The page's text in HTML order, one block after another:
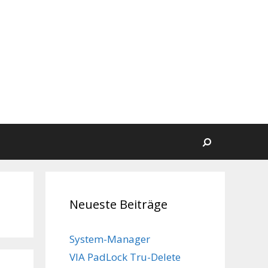
Suchen
Neueste Beiträge
System-Manager
VIA PadLock Tru-Delete